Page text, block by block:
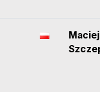
Maciej